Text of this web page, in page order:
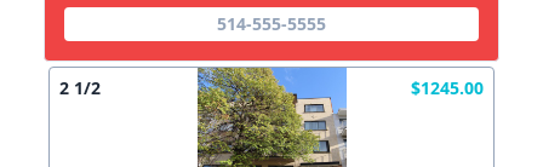
514-555-5555
2 1/2 $1245.00
X Fermer Envoyez